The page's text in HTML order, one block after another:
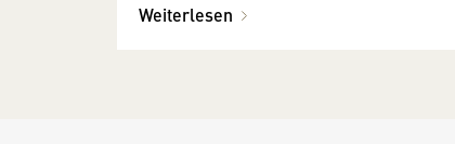
Weiterlesen